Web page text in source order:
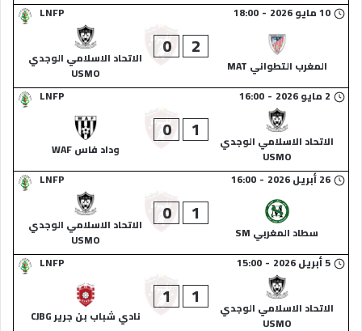
LNFP
10 مايو 2026 -
18:00
المغرب التطواني MAT
2
0
الاتحاد الاسلامي الوجدي
USMO
LNFP
2 مايو 2026 -
16:00
الاتحاد الاسلامي الوجدي
USMO
1
0
وداد فاس WAF
LNFP
26 أبريل 2026 -
16:00
سطاد المغربي SM
1
0
الاتحاد الاسلامي الوجدي
USMO
LNFP
5 أبريل 2026 -
15:00
الاتحاد الاسلامي الوجدي
USMO
1
1
نادي شباب بن جرير CJBG